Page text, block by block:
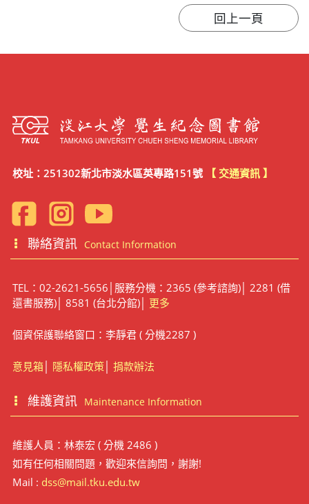
校址：251302新北市淡水區英專路151號 【 交通資訊 】
聯絡資訊 Contact Information
TEL：02-2621-5656│服務分機：2365 (參考諮詢)│ 2281 (借
還書服務)│ 8581 (台北分館)│ 更多
個資保護聯絡窗口：李靜君 ( 分機2287 )
意見箱│ 隱私權政策│ 捐款辦法
維護資訊 Maintenance Information
維護人員：林泰宏 ( 分機 2486 )
如有任何相關問題，歡迎來信詢問，謝謝!
Mail : dss@mail.tku.edu.tw